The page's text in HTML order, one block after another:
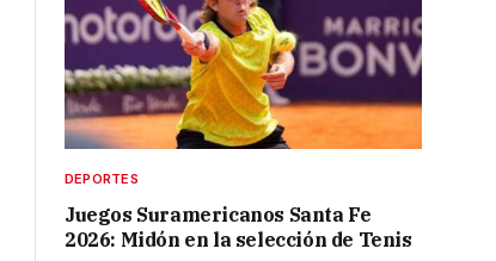
DEPORTES
Juegos Suramericanos Santa Fe
2026: Midón en la selección de Tenis